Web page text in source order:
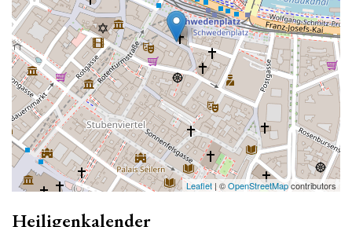
Leaflet| ©OpenStreetMapcontributors
Heiligenkalender